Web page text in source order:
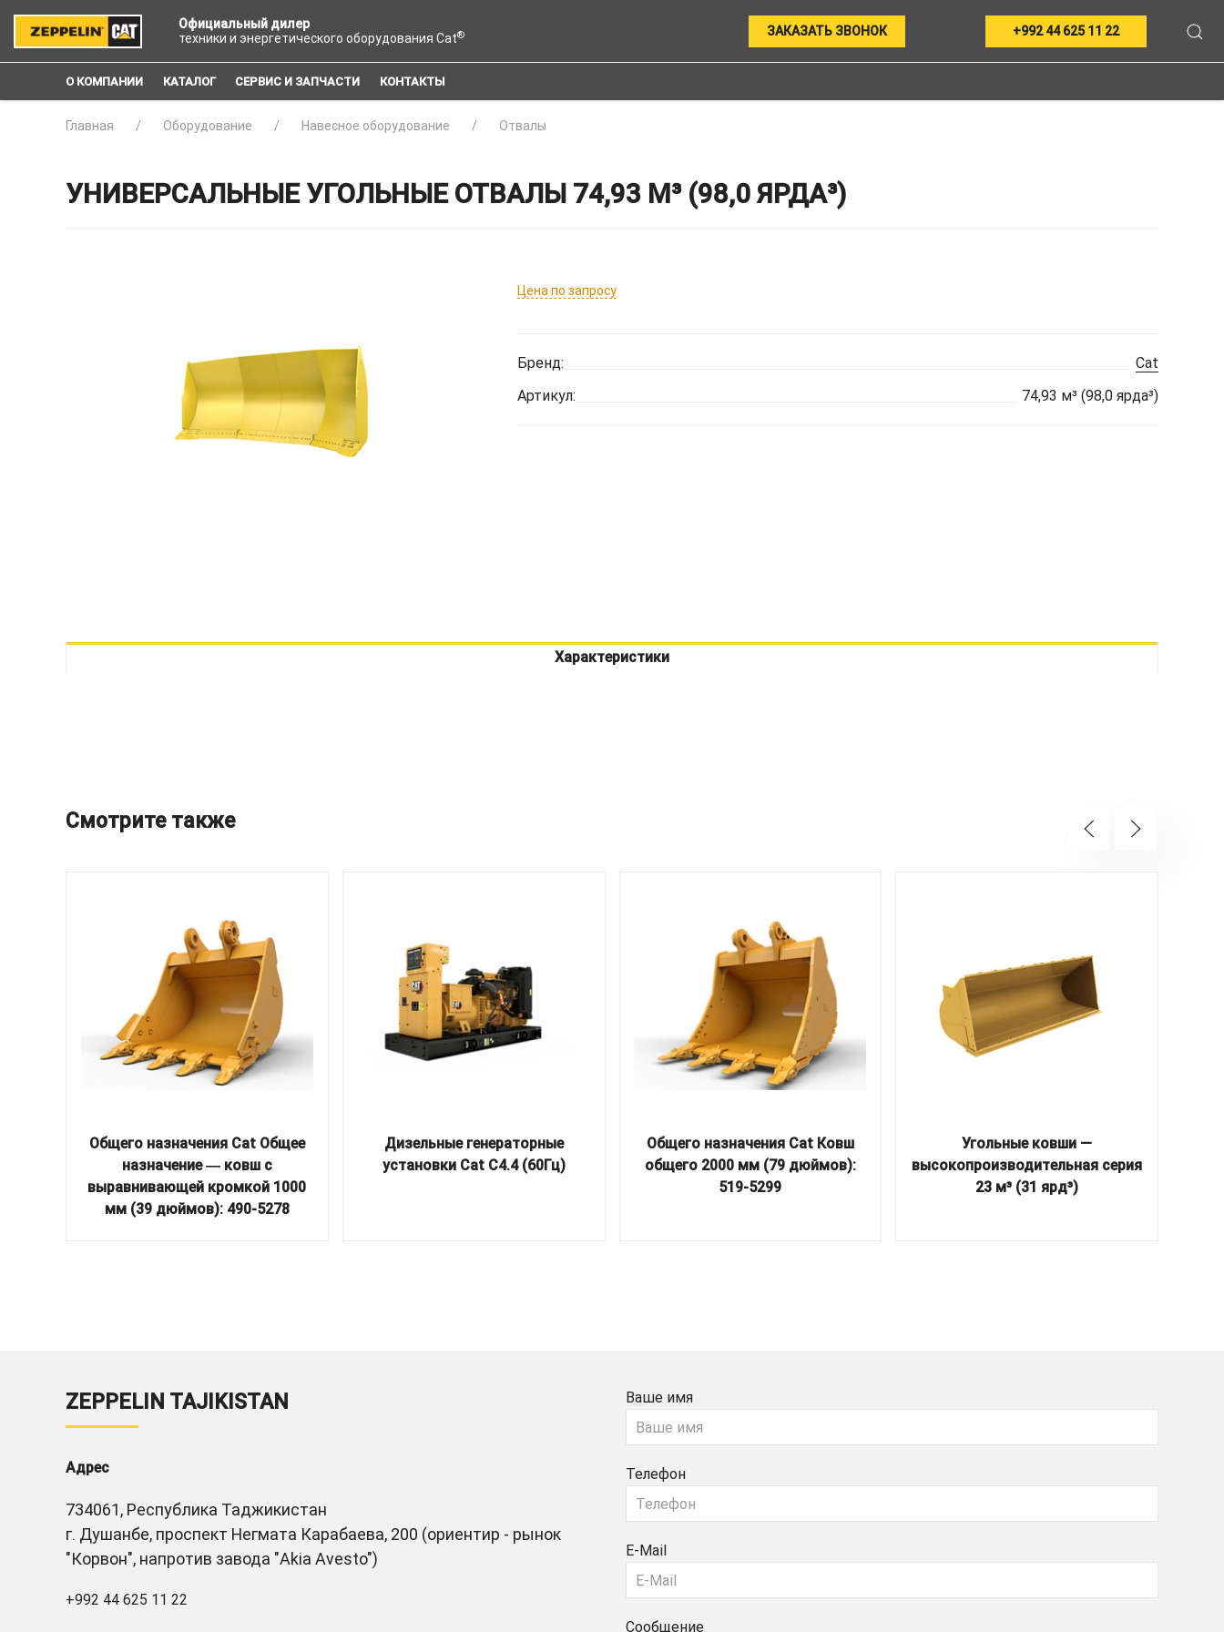
Официальный дилер
техники и энергетического оборудования Cat® ЗАКАЗАТЬ ЗВОНОК +992 44 625 11 22
О КОМПАНИИ КАТАЛОГ СЕРВИС И ЗАПЧАСТИ КОНТАКТЫ
Главная Оборудование Навесное оборудование Отвалы
УНИВЕРСАЛЬНЫЕ УГОЛЬНЫЕ ОТВАЛЫ 74,93 М³ (98,0 ЯРДА³)
Цена по запросу
Бренд:
Cat
Артикул:
74,93 м³ (98,0 ярда³)
Характеристики
Смотрите также
Общего назначения Cat Общее
назначение ― ковш с
выравнивающей кромкой 1000
мм (39 дюймов): 490-5278
Дизельные генераторные
установки Cat C4.4 (60Гц)
Общего назначения Cat Ковш
общего 2000 мм (79 дюймов):
519-5299
Угольные ковши —
высокопроизводительная серия
23 м³ (31 ярд³)
ZEPPELIN TAJIKISTAN
Адрес
734061, Республика Таджикистан
г. Душанбе, проспект Негмата Карабаева, 200 (ориентир - рынок
"Корвон", напротив завода "Akia Avesto")
+992 44 625 11 22
Ваше имя
Телефон
E-Mail
Сообщение